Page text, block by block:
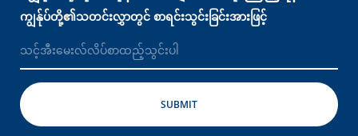
ကျွန်ုပ်တို့၏သတင်းလွှာတွင် စာရင်းသွင်းခြင်းအားဖြင့်